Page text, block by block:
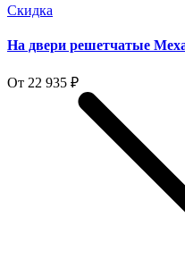
Скидка
На двери решетчатые
От 22 935 ₽